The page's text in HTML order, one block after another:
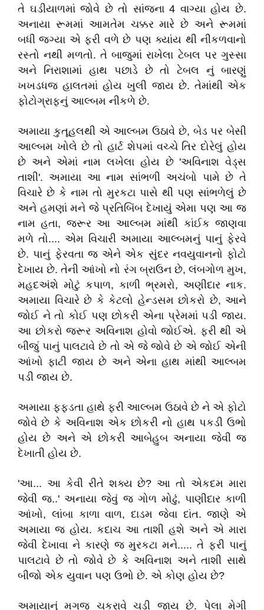
તે ઘડીયાળમાં જોવે છે તો સાંજના 4 વાગ્યા હોય છે.
અનાયા રૂમમાં આમતેમ ચક્કર મારે છે અને રૂમમાં
બધી જગ્યા એ ફરી વળે છે પણ ક્યાંય થી નીકળવાનો
રસ્તો નથી મળતો. તે બાજુમાં રાખેલા ટેબલ પર ગુસ્સા
અને નિરાશામાં હાથ પછાડે છે તો ટેબલ નું બારણું
ખખડધજ હાલતમાં હોય ખુલી જાય છે. તેમાંથી એક
ફોટોગ્રાફનું આલ્બમ નીકળે છે.
અમાયા કુતૂહલથી એ આલ્બમ ઉઠાવે છે, બેડ પર બેસી
આલ્બમ ખોલે છે તો હાર્ટ શેપમાં વચ્ચે તિર દોરેલું હોય
છે અને એમાં નામ લખેલા હોય છે 'અવિનાશ વેડ્સ
તાશી'. અમાયા આ નામ સાંભળી અચંબો પામે છે તે
વિચારે છે કે નામ તો મુરકટા પાસે થી પણ સાંભળેલું છે
અને હમણાં મને જે પ્રતિબિંબ દેખાયું એમા પણ આ જ
નામ હતા, જરૂર આ આલ્બમ માંથી કાંઈક જાણવા
મળે તો.... એમ વિચારી અમાયા આલ્બમનું પાનું ફેરવે
છે. પાનું ફેરવતા જ એને એક સુંદર નવયુવાનનો ફોટો
દેખાય છે. તેની આંખો નો રંગ બ્રાઉન છે, લંબગોળ મુખ,
મહદઅંશે મોટું કપાળ, કાળી ભ્રમરો, અણીદાર નાક.
અમાયા વિચારે છે કે કેટલો હેન્ડસમ છોકરો છે, આને
જોઈ ને તો કોઈ પણ છોકરી એના પ્રેમમાં પડી જાય.
આ છોકરો જરૂર અવિનાશ હોવો જોઈએ. ફરી થી એ
બીજું પાનું પાલટાવે છે તો એ જે જોવે છે એ જોઈ એની
આંખો ફાટી જાય છે અને એના હાથ માંથી આલ્બમ
પડી જાય છે.
અમાયા ફફડતા હાથે ફરી આલ્બમ ઉઠાવે છે ને એ ફોટો
જોવે છે કે અવિનાશ એક છોકરી નો હાથ પકડી ઉભો
હોય છે અને એ છોકરી આબેહુબ અનાયા જેવી જ
દેખાતી હોય છે.
'આ... આ કેવી રીતે શક્ય છે? આ તો એકદમ મારા
જેવી જ..' અનાયા જેવું જ ગોળ મોઢું, પાણીદાર કાળી
આંખો, લાંબા કાળા વાળ, દાડમ જેવા દાંત. જાણે એ
અમાયા જ હોય. કદાચ આ તાશી હશે અને એ મારા
જેવી દેખાવા ને કારણે જ મુરકટા મને..... તે ફરી પાનું
પાલટાવે છે તો જોવે છે કે અવિનાશ અને તાશી સાથે
બીજો એક યુવાન પણ ઉભો છે. એ કોણ હોય છે?
અમાયાનું મગજ ચકરાવે ચડી જાય છે. પેલા મેગી